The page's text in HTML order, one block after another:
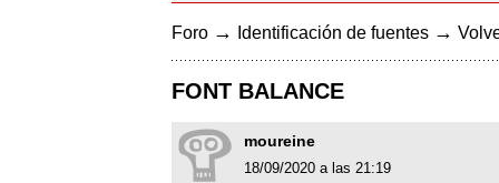
Foro → Identificación de fuentes →
FONT BALANCE
moureine
18/09/2020 a las 21:19